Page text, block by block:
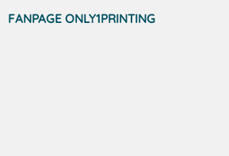
FANPAGE ONLY1PRINTING